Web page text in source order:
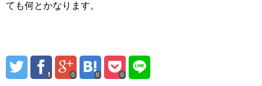
ても何とかなります。
0 0 0